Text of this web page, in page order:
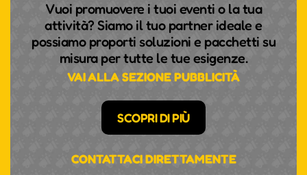
Vuoi promuovere i tuoi eventi o la tua
attività? Siamo il tuo partner ideale e
possiamo proporti soluzioni e pacchetti su
misura per tutte le tue esigenze.
VAI ALLA SEZIONE PUBBLICITÀ
SCOPRI DI PIÙ
CONTATTACI DIRETTAMENTE